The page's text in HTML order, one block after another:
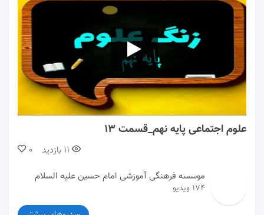
00:00 20:28
علوم اجتماعی پایه نهم_قسمت 13
0 11 بازدید
موسسه فرهنگی آموزشی امام حسین علیه السلام
174 ویدیو